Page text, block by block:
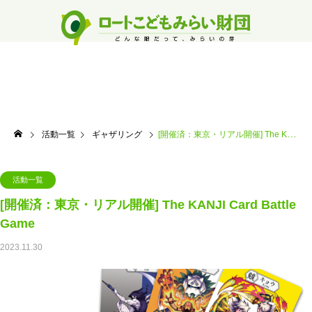
活動一覧 ギャザリング [開催済：東京・リアル開催] The KANJI Card Battle Game
活動一覧
[開催済：東京・リアル開催] The KANJI Card Battle
Game
2023.11.30